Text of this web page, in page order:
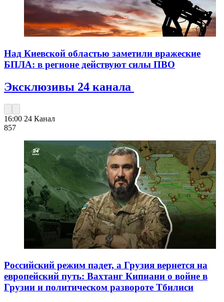
Над Киевской областью заметили вражеские
БПЛА: в регионе действуют силы ПВО
Эксклюзивы 24 канала
16:00 24 Канал
857
Российский режим падет, а Грузия вернется на
европейский путь: Вахтанг Кипиани о войне в
Грузии и политическом развороте Тбилиси